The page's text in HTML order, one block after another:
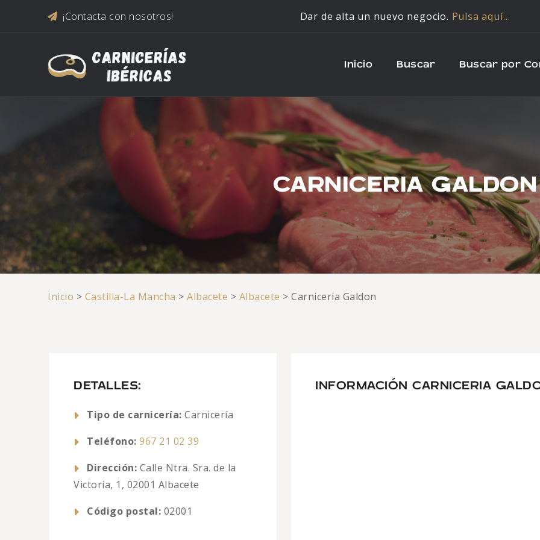
¡Contacta con nosotros! Dar de alta un nuevo negocio. Pulsa aquí…
Inicio Buscar Buscar por
CARNICERIA GALDON
Inicio > Castilla-La Mancha >Albacete > Albacete >Carniceria Galdon
DETALLES:
Tipo de carnicería: Carnicería
Teléfono: 967 21 02 39
Dirección: Calle Ntra. Sra. de la
Victoria, 1, 02001 Albacete
Código postal: 02001
INFORMACIÓN CARNICERIA